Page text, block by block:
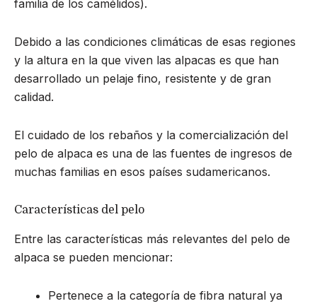
familia de los camélidos).
Debido a las condiciones climáticas de esas regiones
y la altura en la que viven las alpacas es que han
desarrollado un pelaje fino, resistente y de gran
calidad.
El cuidado de los rebaños y la comercialización del
pelo de alpaca es una de las fuentes de ingresos de
muchas familias en esos países sudamericanos.
Características del pelo
Entre las características más relevantes del pelo de
alpaca se pueden mencionar:
Pertenece a la categoría de fibra natural ya